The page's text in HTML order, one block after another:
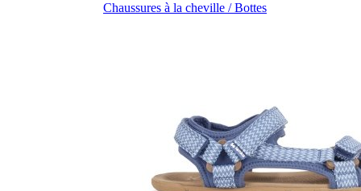
Chaussures à la cheville / Bottes